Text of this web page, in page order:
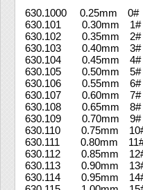
630.1000 0.25mm 0#
630.101 0.30mm 1#
630.102 0.35mm
630.103 0.40mm
630.104 0.45mm 4#
630.105 0.50mm 5#
630.106 0.55mm 6#
630.107 0.60mm
630.108 0.65mm
630.109 0.70mm
630.110 0.75mm
630.111 0.80mm
630.112 0.85mm
630.113 0.90mm
630.114 0.95mm